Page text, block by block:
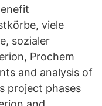
viele
sozialer
Prochem
and analysis of
project phases